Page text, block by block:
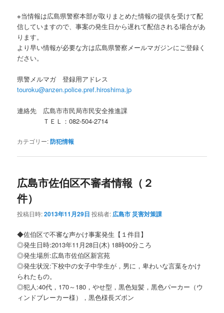
※当情報は広島県警察本部が取りまとめた情報の提供を受けて配
信していますので、事案の発生日から遅れて配信される場合があ
ります。
より早い情報が必要な方は広島県警察メールマガジンにご登録く
ださい。
県警メルマガ 登録用アドレス
touroku@anzen.police.pref.hiroshima.jp
連絡先 広島市市民局市民安全推進課
ＴＥＬ：082-504-2714
カテゴリー:防犯情報
広島市佐伯区不審者情報（２
件）
投稿日時:2013年11月29日 投稿者: 広島市 災害対策課
◆佐伯区で不審な声かけ事案発生【１件目】
◎発生日時:2013年11月28日(木) 18時00分ころ
◎発生場所:広島市佐伯区新宮苑
◎発生状況:下校中の女子中学生が，男に，卑わいな言葉をかけ
られたもの。
◎犯人:40代，170～180，やせ型，黒色短髪，黒色パーカー（ウ
ィンドブレーカー様），黒色様長ズボン